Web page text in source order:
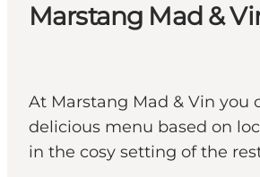
Marstang Mad &
At Marstang Mad & Vin you
delicious menu based on
in the cosy setting of the